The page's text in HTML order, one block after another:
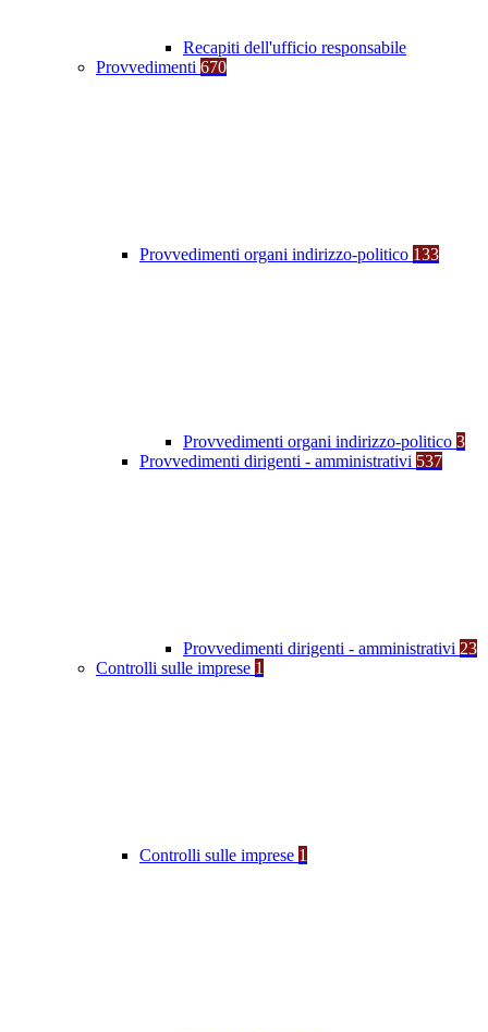
Recapiti dell'ufficio responsabile
Provvedimenti 670
Provvedimenti organi indirizzo-politico 133
Provvedimenti organi indirizzo-politico 3
Provvedimenti dirigenti - amministrativi 537
Provvedimenti dirigenti - amministrativi 23
Controlli sulle imprese 1
Controlli sulle imprese 1